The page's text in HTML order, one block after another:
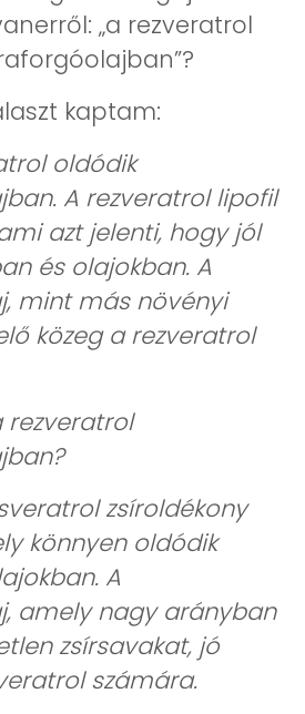
„a rezveratrol
kaptam:
oldódik
A rezveratrol lipofil
azt jelenti, hogy jól
és olajokban. A
mint más növényi
közeg a rezveratrol
rezveratrol
zsíroldékony
könnyen oldódik
A
amely nagy arányban
zsírsavakat, jó
számára.